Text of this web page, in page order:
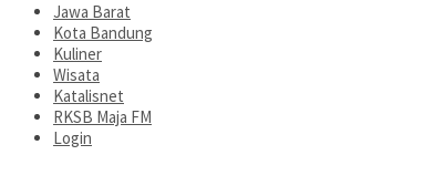
Jawa Barat
Kota Bandung
Kuliner
Wisata
Katalisnet
RKSB Maja FM
Login